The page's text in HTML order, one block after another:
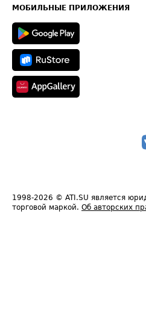
Техническая информация
МОБИЛЬНЫЕ ПРИЛОЖЕНИЯ
1998-2026 © ATI.SU является
торговой маркой. Об авторских